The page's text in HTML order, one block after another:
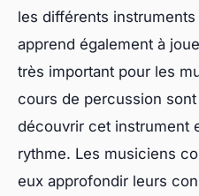
les différents
apprend également à
très important pour les
cours de percussion
découvrir cet instrument
rythme. Les musiciens
eux approfondir leurs